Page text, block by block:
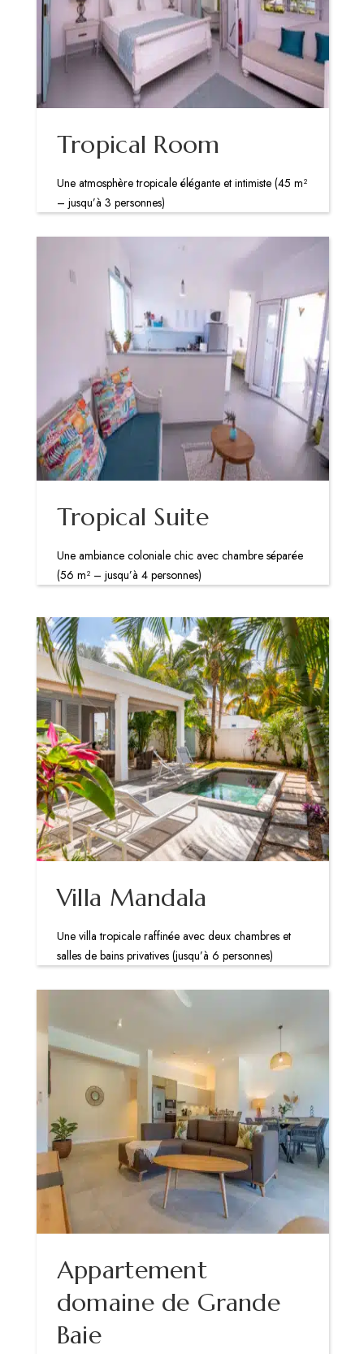
Tropical Room
Une atmosphère tropicale élégante et intimiste (45 m²
– jusqu’à 3 personnes)
Tropical Suite
Une ambiance coloniale chic avec chambre séparée
(56 m² – jusqu’à 4 personnes)
Villa Mandala
Une villa tropicale raffinée avec deux chambres et
salles de bains privatives (jusqu’à 6 personnes)
Appartement
domaine de Grande
Baie